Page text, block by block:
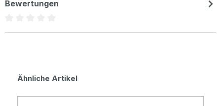
Bewertungen
Produktgalerie überspringen
Ähnliche Artikel